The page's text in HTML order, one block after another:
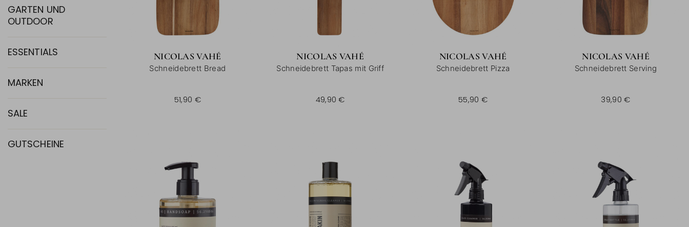
GARTEN UND
OUTDOOR
ESSENTIALS
MARKEN
SALE
GUTSCHEINE
NICOLAS VAHÉ
Schneidebrett Bread
51,90 €
NICOLAS VAHÉ
Schneidebrett Tapas mit Griff
49,90 €
NICOLAS VAHÉ
Schneidebrett Pizza
55,90 €
NICOLAS VAHÉ
Schneidebrett Serving
39,90 €